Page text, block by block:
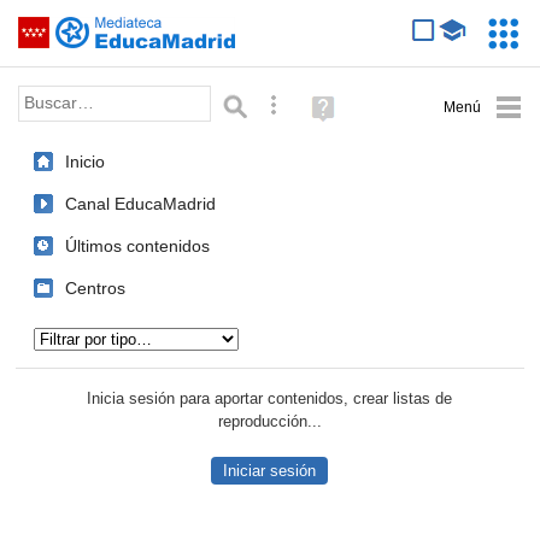
Saltar navegación
Palabra o frase: Búsqueda avanzada
Ayuda
(en
Inicio
Canal EducaMadrid
Últimos contenidos
Centros
Inicia sesión para aportar contenidos, crear listas de
reproducción...
Iniciar sesión